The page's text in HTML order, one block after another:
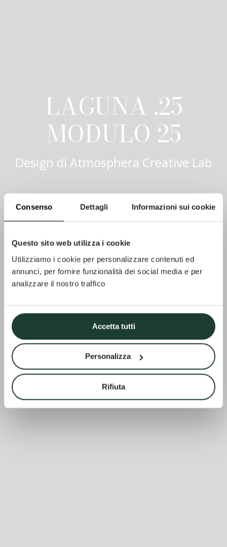
Consenso Dettagli Informazioni sui cookie
Questo sito web utilizza i cookie
Utilizziamo i cookie per personalizzare contenuti ed
annunci, per fornire funzionalità dei social media e per
analizzare il nostro traffico
Accetta tutti
Personalizza
Rifiuta
LAGUNA .25
MODULO 25
Design di Atmosphera Creative Lab